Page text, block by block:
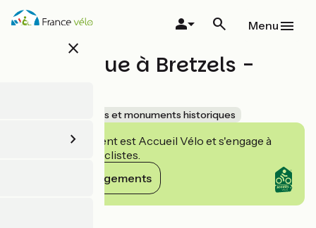
Aller
au
close
Menu
La Fabrique à Bretzels -
Sites et monuments historiques
Cet établissement est Accueil Vélo et s'engage à
accueillir des cyclistes.
Voir ses engagements